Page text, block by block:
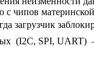
с чипов
загрузчик
(I2C, SPI,